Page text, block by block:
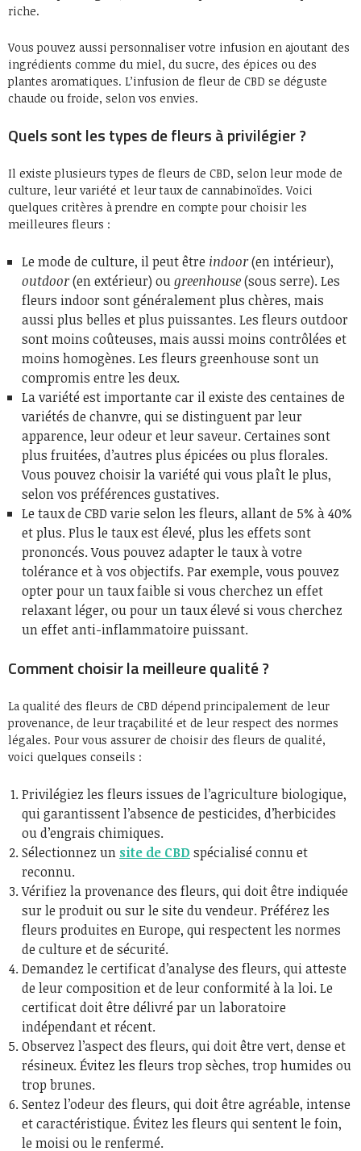
riche.
Vous pouvez aussi personnaliser votre infusion en ajoutant des
ingrédients comme du miel, du sucre, des épices ou des
plantes aromatiques. L’infusion de fleur de CBD se déguste
chaude ou froide, selon vos envies.
Quels sont les types de fleurs à privilégier ?
Il existe plusieurs types de fleurs de CBD, selon leur mode de
culture, leur variété et leur taux de cannabinoïdes. Voici
quelques critères à prendre en compte pour choisir les
meilleures fleurs :
Le mode de culture, il peut être indoor(en intérieur),
outdoor(en extérieur) ougreenhouse(sous serre). Les
fleurs indoor sont généralement plus chères, mais
aussi plus belles et plus puissantes. Les fleurs outdoor
sont moins coûteuses, mais aussi moins contrôlées et
moins homogènes. Les fleurs greenhouse sont un
compromis entre les deux.
La variété est importante car il existe des centaines de
variétés de chanvre, qui se distinguent par leur
apparence, leur odeur et leur saveur. Certaines sont
plus fruitées, d’autres plus épicées ou plus florales.
Vous pouvez choisir la variété qui vous plaît le plus,
selon vos préférences gustatives.
Le taux de CBD varie selon les fleurs, allant de 5% à 40%
et plus. Plus le taux est élevé, plus les effets sont
prononcés. Vous pouvez adapter le taux à votre
tolérance et à vos objectifs. Par exemple, vous pouvez
opter pour un taux faible si vous cherchez un effet
relaxant léger, ou pour un taux élevé si vous cherchez
un effet anti-inflammatoire puissant.
Comment choisir la meilleure qualité ?
La qualité des fleurs de CBD dépend principalement de leur
provenance, de leur traçabilité et de leur respect des normes
légales. Pour vous assurer de choisir des fleurs de qualité,
voici quelques conseils :
Privilégiez les fleurs issues de l’agriculture biologique,
qui garantissent l’absence de pesticides, d’herbicides
ou d’engrais chimiques.
Sélectionnez un site de CBD spécialisé connu et
reconnu.
Vérifiez la provenance des fleurs, qui doit être indiquée
sur le produit ou sur le site du vendeur. Préférez les
fleurs produites en Europe, qui respectent les normes
de culture et de sécurité.
Demandez le certificat d’analyse des fleurs, qui atteste
de leur composition et de leur conformité à la loi. Le
certificat doit être délivré par un laboratoire
indépendant et récent.
Observez l’aspect des fleurs, qui doit être vert, dense et
résineux. Évitez les fleurs trop sèches, trop humides ou
trop brunes.
Sentez l’odeur des fleurs, qui doit être agréable, intense
et caractéristique. Évitez les fleurs qui sentent le foin,
le moisi ou le renfermé.